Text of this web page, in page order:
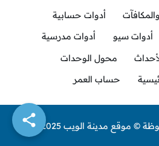
أدوات حسابية
أدوات سيو
أدوات مدرسية
محول الوحدات
حساب العمر
© موقع مدينة الويب 2025